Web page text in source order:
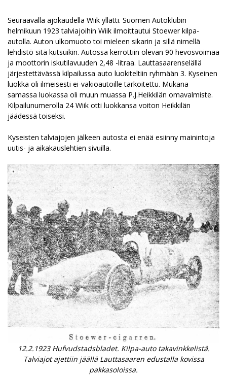
Seuraavalla ajokaudella Wiik yllätti. Suomen Autoklubin
helmikuun 1923 talviajoihin Wiik ilmoittautui Stoewer kilpa-
autolla. Auton ulkomuoto toi mieleen sikarin ja sillä nimellä
lehdistö sitä kutsuikin. Autossa kerrottiin olevan 90 hevosvoimaa
ja moottorin iskutilavuuden 2,48 -litraa. Lauttasaarenselällä
järjestettävässä kilpailussa auto luokiteltiin ryhmään 3. Kyseinen
luokka oli ilmeisesti ei-vakioautoille tarkoitettu. Mukana
samassa luokassa oli muun muassa P.J.Heikkilän omavalmiste.
Kilpailunumerolla 24 Wiik otti luokkansa voiton Heikkilän
jäädessä toiseksi.
Kyseisten talviajojen jälkeen autosta ei enää esiinny mainintoja
uutis- ja aikakauslehtien sivuilla.
12.2.1923 Hufvudstadsbladet. Kilpa-auto takavinkkelistä.
Talviajot ajettiin jäällä Lauttasaaren edustalla kovissa
pakkasoloissa.